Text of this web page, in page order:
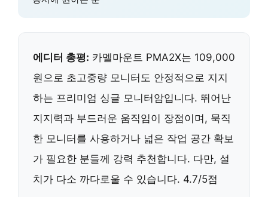
에디터 총평: 카멜마운트 PMA2X는 109,000
원으로 초고중량 모니터도 안정적으로 지지
하는 프리미엄 싱글 모니터암입니다. 뛰어난
지지력과 부드러운 움직임이 장점이며, 묵직
한 모니터를 사용하거나 넓은 작업 공간 확보
가 필요한 분들께 강력 추천합니다. 다만, 설
치가 다소 까다로울 수 있습니다. 4.7/5점